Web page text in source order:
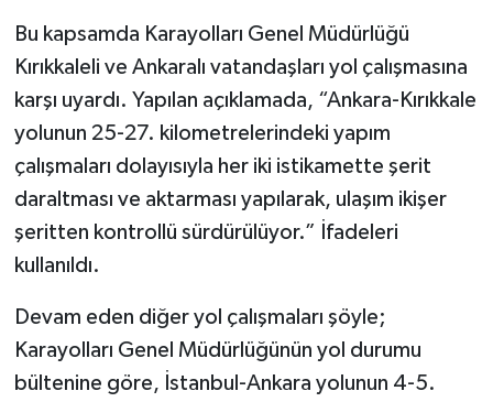
Bu kapsamda Karayolları Genel Müdürlüğü
Kırıkkaleli ve Ankaralı vatandaşları yol çalışmasına
karşı uyardı. Yapılan açıklamada, “Ankara-Kırıkkale
yolunun 25-27. kilometrelerindeki yapım
çalışmaları dolayısıyla her iki istikamette şerit
daraltması ve aktarması yapılarak, ulaşım ikişer
şeritten kontrollü sürdürülüyor.” İfadeleri
kullanıldı.
Devam eden diğer yol çalışmaları şöyle;
Karayolları Genel Müdürlüğünün yol durumu
bültenine göre, İstanbul-Ankara yolunun 4-5.